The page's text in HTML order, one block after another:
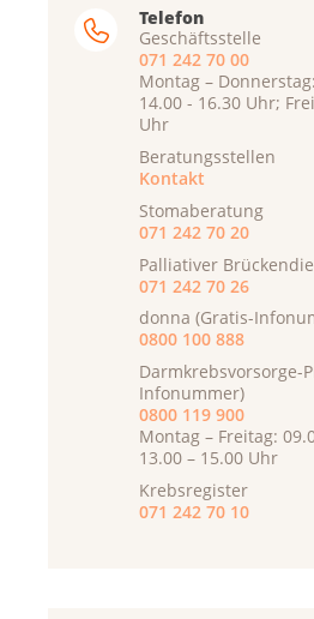
Telefon
Geschäftsstelle
071 242 70 00
Montag –
14.00 - 16.30 Uhr;
Uhr
Beratungsstellen
Kontakt
Stomaberatung
071 242 70 20
Palliativer
071 242 70 26
donna (Gratis-
0800 100 888
Darmkrebsvorsorge-
Infonummer)
0800 119 900
Montag – Freitag:
13.00 – 15.00 Uhr
Krebsregister
071 242 70 10